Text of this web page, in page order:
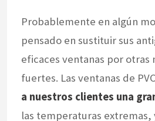
Probablemente en algún
pensado en sustituir sus
eficaces ventanas por otras
fuertes. Las ventanas de PVC
a nuestros clientes una
las temperaturas extremas,